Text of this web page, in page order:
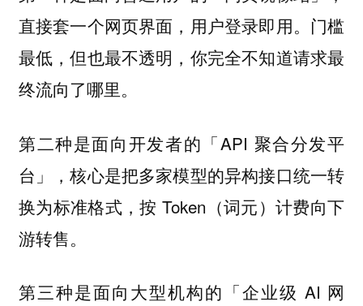
直接套一个网页界面，用户登录即用。门槛
最低，但也最不透明，你完全不知道请求最
终流向了哪里。
第二种是面向开发者的「API 聚合分发平
台」，核心是把多家模型的异构接口统一转
换为标准格式，按 Token（词元）计费向下
游转售。
第三种是面向大型机构的「企业级 AI 网